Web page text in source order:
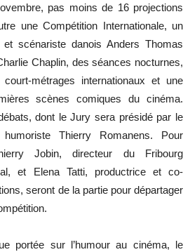
pas moins de 16 projections
une Compétition Internationale, un
scénariste danois Anders Thomas
Chaplin, des séances nocturnes,
métrages internationaux et une
scènes comiques du cinéma.
dont le Jury sera présidé par le
Thierry Romanens. Pour
Jobin, directeur du Fribourg
et Elena Tatti, productrice et co-
seront de la partie pour départager
portée sur l’humour au cinéma, le